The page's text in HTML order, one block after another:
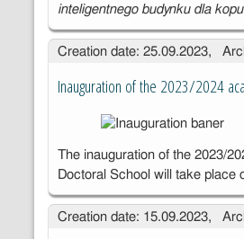
inteligentnego budynku dla
Creation date: 25.09.2023,
Inauguration of the 2023/2024
The inauguration of the 2023/
Doctoral School will take place
Creation date: 15.09.2023,